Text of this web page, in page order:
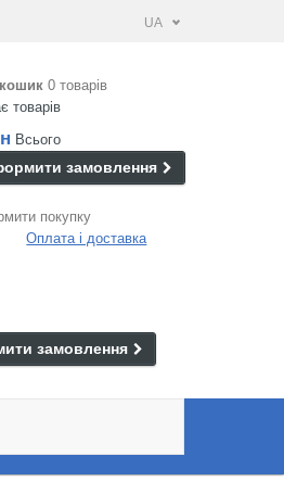
UA
0 товарів
товарів
Всього
замовлення
покупку
Оплата і доставка
замовлення